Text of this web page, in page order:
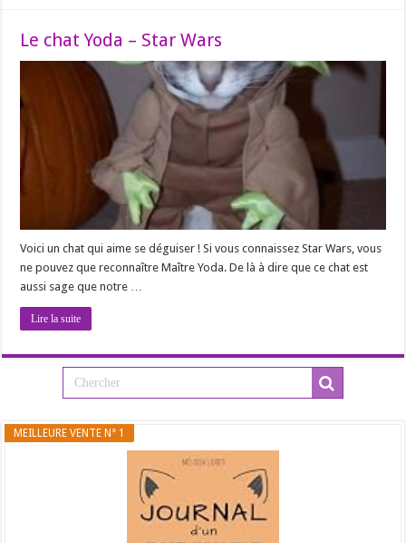
Le chat Yoda – Star Wars
Voici un chat qui aime se déguiser ! Si vous connaissez Star Wars, vous
ne pouvez que reconnaître Maître Yoda. De là à dire que ce chat est
aussi sage que notre …
Lire la suite
MEILLEURE VENTE N° 1